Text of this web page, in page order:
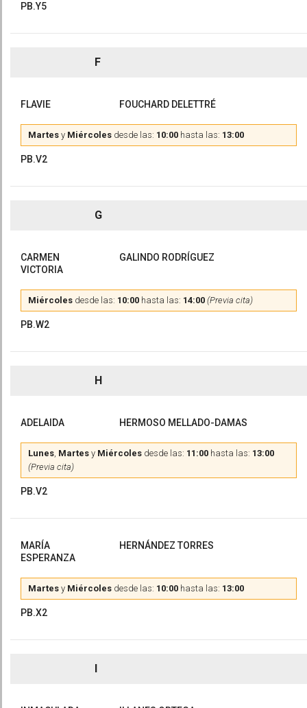
PB.Y5
F
FLAVIE FOUCHARD DELETTRÉ
Martes y Miércoles desde las: 10:00 hasta las: 13:00
PB.V2
G
CARMEN
VICTORIA
GALINDO RODRÍGUEZ
Miércoles desde las: 10:00 hasta las: 14:00 (Previa cita)
PB.W2
H
ADELAIDA HERMOSO MELLADO-DAMAS
Lunes, Martes y Miércoles desde las: 11:00 hasta las: 13:00
(Previa cita)
PB.V2
MARÍA
ESPERANZA
HERNÁNDEZ TORRES
Martes y Miércoles desde las: 10:00 hasta las: 13:00
PB.X2
I